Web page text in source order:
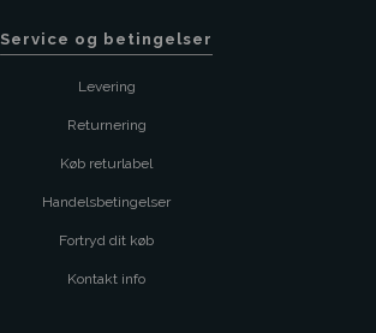
Service og betingelser
Levering
Returnering
Køb returlabel
Handelsbetingelser
Fortryd dit køb
Kontakt info